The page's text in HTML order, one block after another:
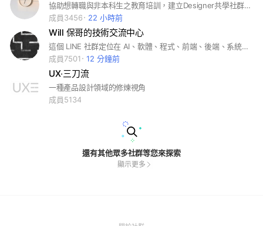
協助想轉職與非本科生之教育培訓，建立Designer共學社群，舉辦線上與線下活動課程相互交流，核心理念為「經驗創造價值」，提升職場競爭軟硬實力。
成員3456
22 小時前
Will 保哥的技術交流中心
這個 LINE 社群定位在 AI、軟體、程式、前端、後端、系統、網路、Docker、Kubernetes 等各式技術交流為主，任何其他非技術的主題（如政治、直銷、早安、晚安、... ）請盡量不要在這邊討論。
成員7501
12 分鐘前
UX‧三刀流
一種產品設計領域的修煉視角
成員5134
還有其他眾多社群等您來探索
顯示更多